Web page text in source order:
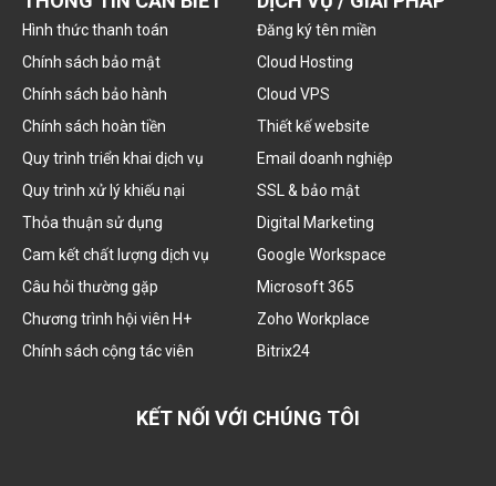
Hình thức thanh toán
Chính sách bảo mật
Chính sách bảo hành
Chính sách hoàn tiền
Quy trình triển khai dịch vụ
Quy trình xử lý khiếu nại
Thỏa thuận sử dụng
Cam kết chất lượng dịch vụ
Câu hỏi thường gặp
Chương trình hội viên H+
Chính sách cộng tác viên
Đăng ký tên miền
Cloud Hosting
Cloud VPS
Thiết kế website
Email doanh nghiệp
SSL & bảo mật
Digital Marketing
Google Workspace
Microsoft 365
Zoho Workplace
Bitrix24
KẾT NỐI VỚI CHÚNG TÔI